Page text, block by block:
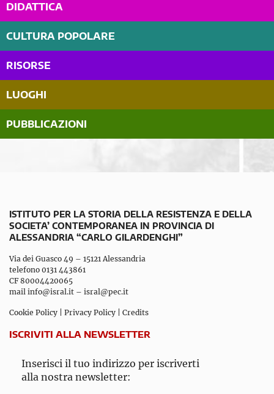
DIDATTICA
CULTURA POPOLARE
RISORSE
LUOGHI
PUBBLICAZIONI
ISTITUTO PER LA STORIA DELLA RESISTENZA E DELLA
SOCIETA’ CONTEMPORANEA IN PROVINCIA DI
ALESSANDRIA “CARLO GILARDENGHI”
Via dei Guasco 49 – 15121 Alessandria
telefono 0131 443861
CF 80004420065
mail info@isral.it – isral@pec.it
Cookie Policy Privacy Policy Credits
ISCRIVITI ALLA NEWSLETTER
Inserisci il tuo indirizzo per iscriverti
alla nostra newsletter: